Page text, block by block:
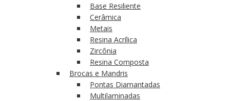
Base Resiliente
Cerâmica
Metais
Resina Acrílica
Zircônia
Resina Composta
Brocas e Mandris
Pontas Diamantadas
Multilaminadas